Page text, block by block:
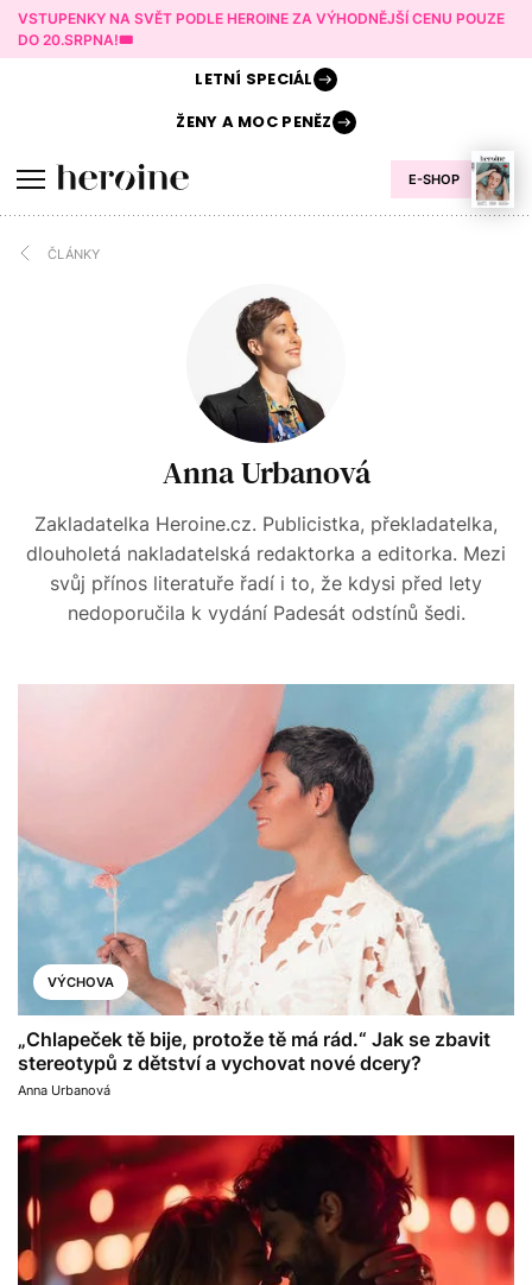
VSTUPENKY NA SVĚT PODLE HEROINE ZA VÝHODNĚJŠÍ CENU POUZE
DO 20.SRPNA!🎟️
E-SHOP
LETNÍ SPECIÁL
ŽENY AMOC PENĚZ
ČLÁNKY
Anna Urbanová
Zakladatelka Heroine.cz. Publicistka, překladatelka,
dlouholetá nakladatelská redaktorka a editorka. Mezi
svůj přínos literatuře řadí i to, že kdysi před lety
nedoporučila k vydání Padesát odstínů šedi.
VÝCHOVA
„Chlapeček tě bije, protože tě má rád.“ Jak se zbavit
stereotypů z dětství a vychovat nové dcery?
Anna Urbanová